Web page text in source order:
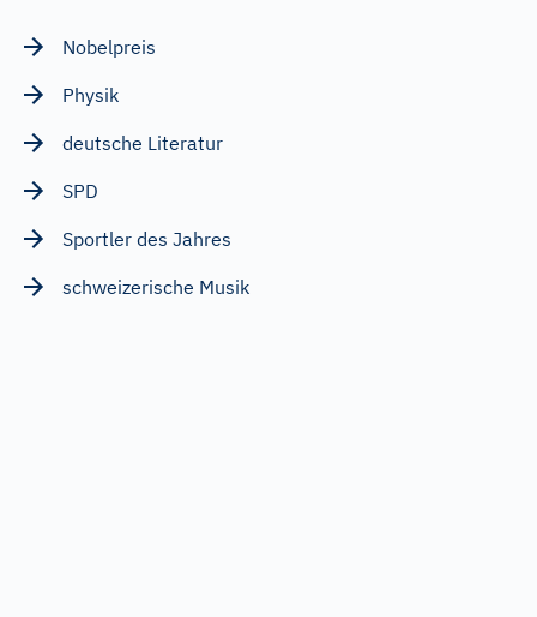
Nobelpreis
Physik
deutsche Literatur
SPD
Sportler des Jahres
schweizerische Musik